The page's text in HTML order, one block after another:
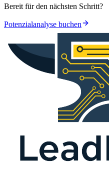
Bereit für den nächsten Schritt?
Potenzialanalyse buchen